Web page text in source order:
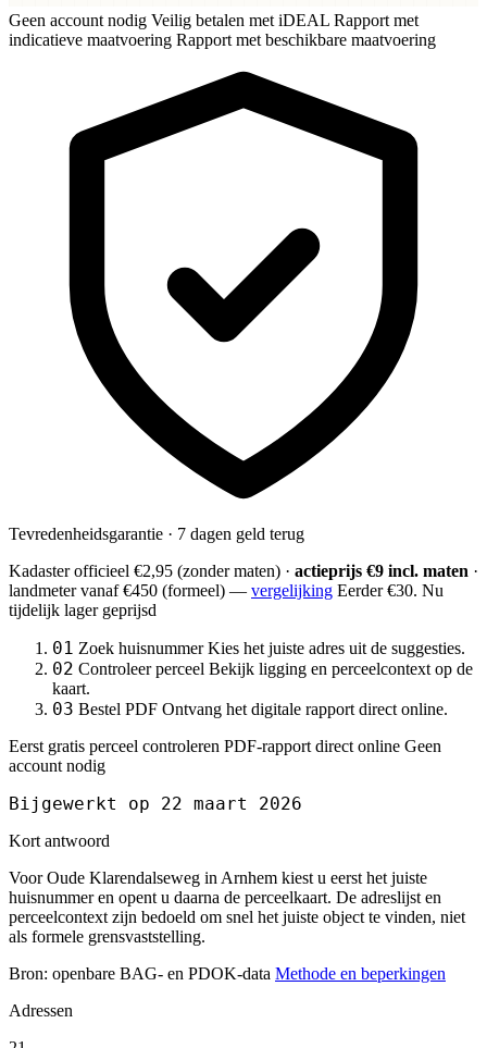
Geen account nodig Veilig betalen met iDEAL Rapport met
indicatieve maatvoering Rapport met beschikbare maatvoering
Tevredenheidsgarantie · 7 dagen geld terug
Kadaster officieel €2,95 (zonder maten) · actieprijs €9 incl. maten ·
landmetervanaf €450 (formeel) — vergelijking Eerder €30. Nu
tijdelijk lager geprijsd
01 Zoek huisnummer Kies het juiste adres uit de suggesties.
02 Controleer perceel Bekijk ligging en perceelcontext op de
kaart.
03 Bestel PDF Ontvang het digitale rapport direct online.
Eerst gratis perceel controleren PDF-rapport direct online Geen
account nodig
Bijgewerkt op 22 maart 2026
Kort antwoord
Voor Oude Klarendalseweg in Arnhem kiest u eerst het juiste
huisnummer en opent u daarna de perceelkaart. De adreslijst en
perceelcontext zijn bedoeld om snel het juiste object te vinden, niet
als formele grensvaststelling.
Bron: openbare BAG- en PDOK-data Methode en beperkingen
Adressen